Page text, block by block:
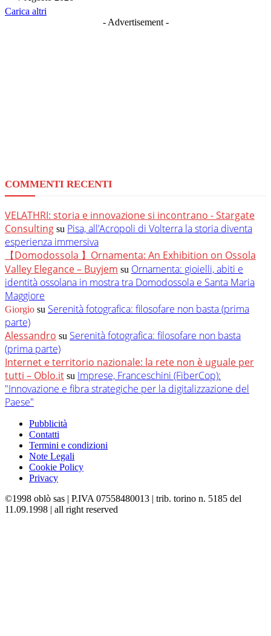
Carica altri
- Advertisement -
COMMENTI RECENTI
VELATHRI: storia e innovazione si incontrano - Stargate
Consulting su Pisa, all’Acropoli di Volterra la storia diventa
esperienza immersiva
【Domodossola 】Ornamenta: An Exhibition on Ossola
Valley Elegance – Buyjem su Ornamenta: gioielli, abiti e
identità ossolana in mostra tra Domodossola e Santa Maria
Maggiore
Giorgio su Serenità fotografica: filosofare non basta (prima
parte)
Alessandro su Serenità fotografica: filosofare non basta
(prima parte)
Internet e territorio nazionale: la rete non è uguale per
tutti – Oblo.it su Imprese, Franceschini (FiberCop):
"Innovazione e fibra strategiche per la digitalizzazione del
Paese"
Pubblicità
Contatti
Termini e condizioni
Note Legali
Cookie Policy
Privacy
©1998 oblò sas | P.IVA 07558480013 | trib. torino n. 5185 del
11.09.1998 | all right reserved